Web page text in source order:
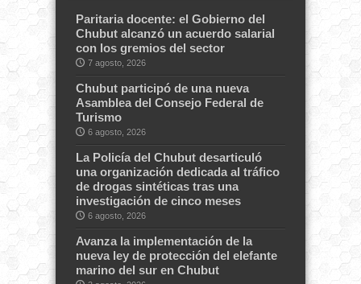
Paritaria docente: el Gobierno del
Chubut alcanzó un acuerdo salarial
con los gremios del sector
7 agosto, 2026
Chubut participó de una nueva
Asamblea del Consejo Federal de
Turismo
6 agosto, 2026
La Policía del Chubut desarticuló
una organización dedicada al tráfico
de drogas sintéticas tras una
investigación de cinco meses
6 agosto, 2026
Avanza la implementación de la
nueva ley de protección del elefante
marino del sur en Chubut